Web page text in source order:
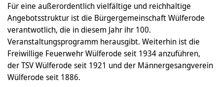
Für eine außerordentlich vielfältige und reichhaltige
Angebotsstruktur ist die Bürgergemeinschaft Wülferode
verantwotlich, die in diesem Jahr ihr 100.
Veranstaltungsprogramm herausgibt. Weiterhin ist die
Freiwillige Feuerwehr Wülferode seit 1934 anzuführen,
der TSV Wülferode seit 1921 und der Männergesangverein
Wülferode seit 1886.